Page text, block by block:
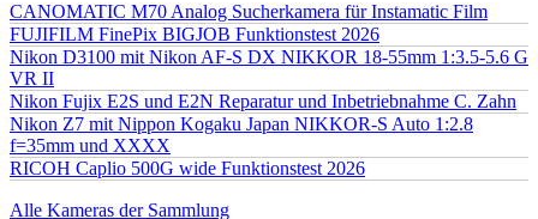
CANOMATIC M70 Analog Sucherkamera für Instamatic Film
FUJIFILM FinePix BIGJOB Funktionstest 2026
Nikon D3100 mit Nikon AF-S DX NIKKOR 18-55mm 1:3.5-5.6 G
VR II
Nikon Fujix E2S und E2N Reparatur und Inbetriebnahme C. Zahn
Nikon Z7 mit Nippon Kogaku Japan NIKKOR-S Auto 1:2.8
f=35mm und XXXX
RICOH Caplio 500G wide Funktionstest 2026
Alle Kameras der Sammlung